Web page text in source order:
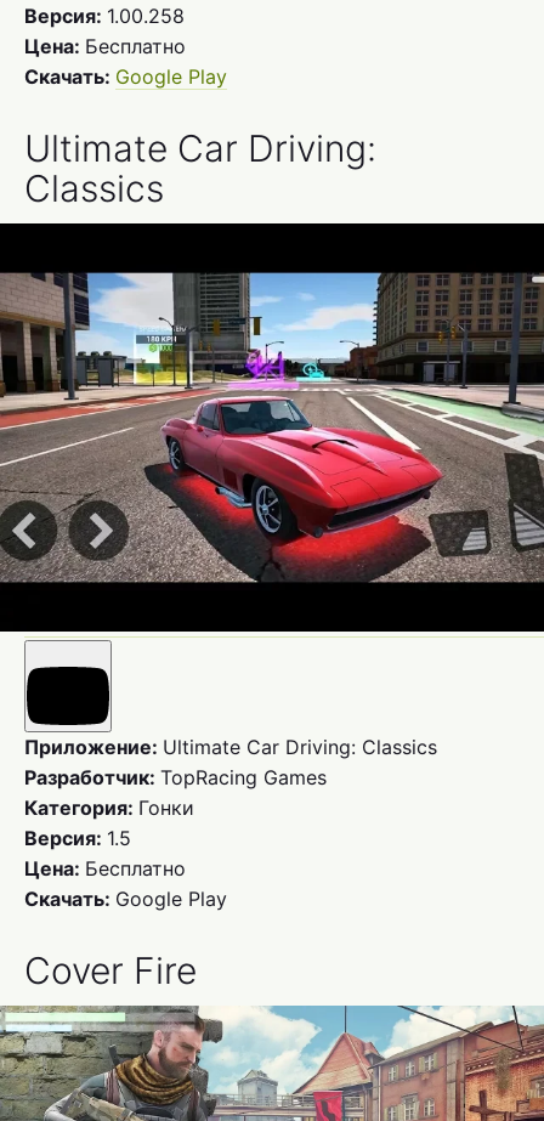
Версия: 1.00.258
Цена: Бесплатно
Скачать: Google Play
Ultimate Car Driving:
Classics
Приложение: Ultimate Car Driving: Classics
Разработчик: TopRacing Games
Категория: Гонки
Версия: 1.5
Цена: Бесплатно
Скачать: Google Play
Cover Fire